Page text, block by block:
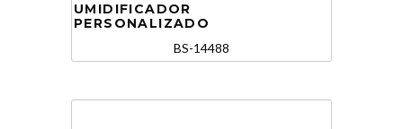
UMIDIFICADOR
PERSONALIZADO
BS-14488